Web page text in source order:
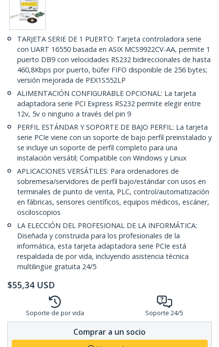
TARJETA SERIE DE 1 PUERTO: Tarjeta controladora serie
con UART 16550 basada en ASIX MCS9922CV-AA, permite 1
puerto DB9 con velocidades RS232 bidireccionales de hasta
460,8Kbps por puerto, búfer FIFO disponible de 256 bytes;
versión mejorada de PEX1S552LP
ALIMENTACIÓN CONFIGURABLE OPCIONAL: La tarjeta
adaptadora serie PCI Express RS232 permite elegir entre
12v, 5v o ninguno a través del pin 9
PERFIL ESTÁNDAR Y SOPORTE DE BAJO PERFIL: La tarjeta
serie PCIe viene con un soporte de bajo perfil preinstalado y
se incluye un soporte de perfil completo para una
instalación versátil; Compatible con Windows y Linux
APLICACIONES VERSÁTILES: Para ordenadores de
sobremesa/servidores de perfil bajo/estándar con usos en
terminales de punto de venta, PLC, control/automatización
en fábricas, sensores científicos, equipos médicos, escáner,
osciloscopios
LA ELECCIÓN DEL PROFESIONAL DE LA INFORMÁTICA:
Diseñada y construida para los profesionales de la
informática, esta tarjeta adaptadora serie PCIe está
respaldada de por vida, incluyendo asistencia técnica
multilingüe gratuita 24/5
$55,34 USD
Soporte de por vida Soporte 24/5
Comprar a un socio